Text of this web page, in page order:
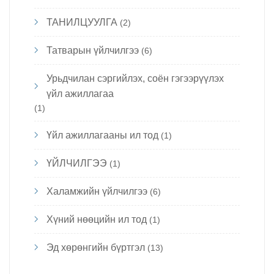
ТАНИЛЦУУЛГА (2)
Татварын үйлчилгээ (6)
Урьдчилан сэргийлэх, соён гэгээрүүлэх
үйл ажиллагаа
(1)
Үйл ажиллагааны ил тод (1)
ҮЙЛЧИЛГЭЭ (1)
Халамжийн үйлчилгээ (6)
Хүний нөөцийн ил тод (1)
Эд хөрөнгийн бүртгэл (13)